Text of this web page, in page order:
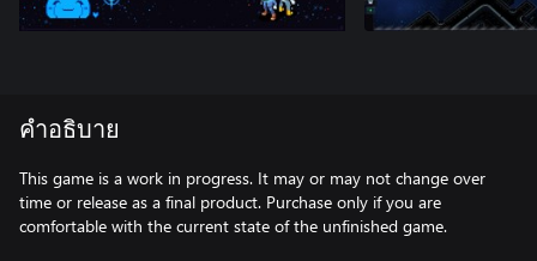
คำอธิบาย
This game is a work in progress. It may or may not change over
time or release as a final product. Purchase only if you are
comfortable with the current state of the unfinished game.